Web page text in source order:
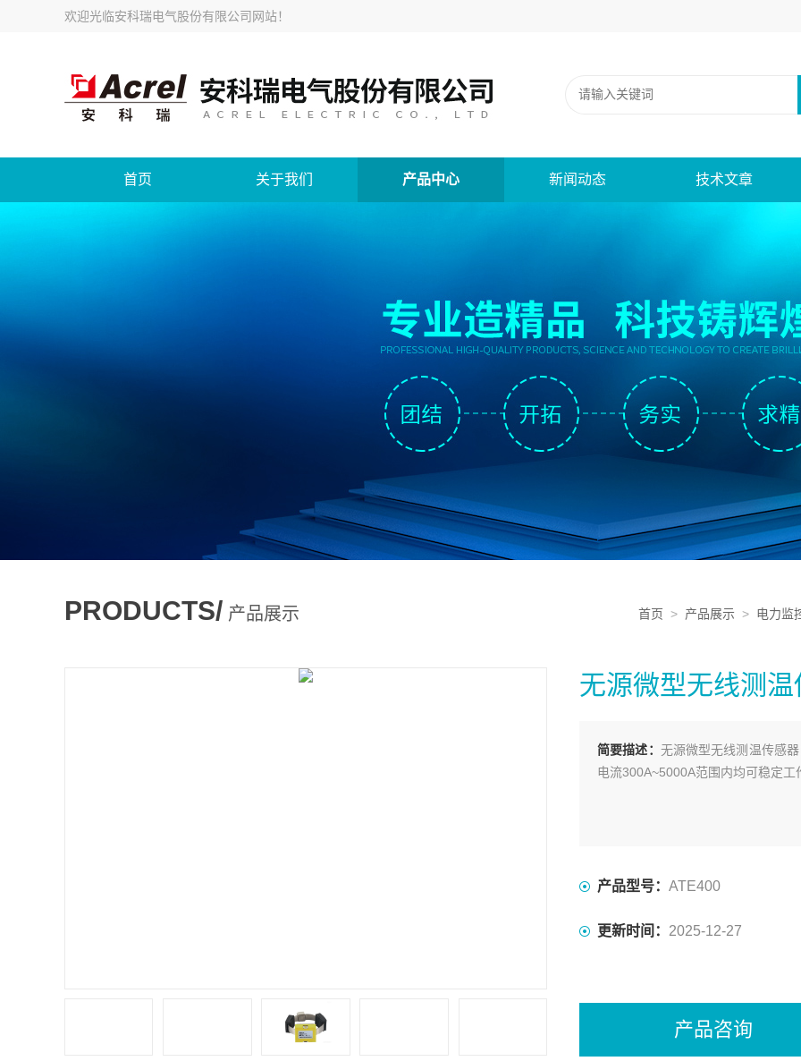
欢迎光临安科瑞电气股份有限公司网站！
首页 关于我们 产品中心 新闻动态 技术文章
PRODUCTS/ 产品展示 首页 > 产品展示 > 电力监
无源微型无线测温
简要描述： 无源微型无线测温传感
电流300A~5000A范围内均可稳定工
产品型号： ATE400
更新时间： 2025-12-27
产品咨询